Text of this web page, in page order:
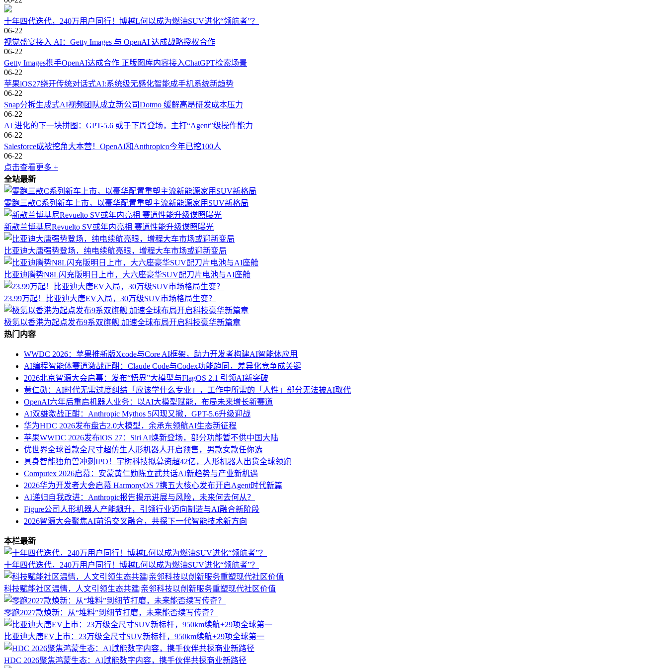
十年四代迭代，240万用户同行！博越L何以成为燃油SUV进化“领航者”？
06-22
视觉盛宴接入 AI：Getty Images 与 OpenAI 达成战略授权合作
06-22
​Getty Images携手OpenAI达成合作 正版图库内容接入ChatGPT检索场景
06-22
苹果iOS27绕开传统对话式AI:系统级无感化智能成手机系统新趋势
06-22
Snap分拆生成式AI视频团队成立新公司Dotmo 缓解高昂研发成本压力
06-22
AI 进化的下一块拼图：GPT-5.6 或于下周登场，主打“Agent”级操作能力
06-22
Salesforce成被挖角大本营！OpenAI和Anthropico今年已挖100人
06-22
点击查看更多 +
全站最新
零跑三款C系列新车上市，以豪华配置重塑主流新能源家用SUV新格局
新款兰博基尼Revuelto SV或年内亮相 赛道性能升级谍照曝光
比亚迪大唐强势登场，纯电续航亮眼，增程大车市场或迎新变局
比亚迪腾势N8L闪充版明日上市，大六座豪华SUV配刀片电池与AI座舱
23.99万起！比亚迪大唐EV入局，30万级SUV市场格局生变？
极氪以香港为起点发布9系双旗舰 加速全球布局开启科技豪华新篇章
热门内容
WWDC 2026：苹果推新版Xcode与Core AI框架，助力开发者构建AI智能体应用
AI编程智能体赛道激战正酣：Claude Code与Codex功能趋同，差异化竞争成关键
2026北京智源大会启幕：发布“悟界”大模型与FlagOS 2.1 引领AI新突破
黄仁勋：AI时代无需过度纠结「应该学什么专业」，工作中所需的「人性」部分无法被AI取代
OpenAI六年后重启机器人业务：以AI大模型赋能，布局未来增长新赛道
AI双雄激战正酣：Anthropic Mythos 5闪现又撤，GPT-5.6升级迎战
华为HDC 2026发布盘古2.0大模型，余承东领航AI生态新征程
苹果WWDC 2026发布iOS 27：Siri AI焕新登场，部分功能暂不供中国大陆
优世界全球首款全尺寸超仿生人形机器人开启预售，男款女款任你选
具身智能独角兽冲刺IPO！宇树科技拟募资超42亿，人形机器人出货全球领跑
Computex 2026启幕：安蒙黄仁勋陈立武共话AI新趋势与产业新机遇
2026华为开发者大会启幕 HarmonyOS 7携五大核心发布开启Agent时代新篇
AI递归自我改进：Anthropic报告揭示进展与风险，未来何去何从？
Figure公司人形机器人产能飙升，引领行业迈向制造与AI融合新阶段
2026智源大会聚焦AI前沿交叉融合，共探下一代智能技术新方向
本栏最新
十年四代迭代，240万用户同行！博越L何以成为燃油SUV进化“领航者”？
科技赋能社区温情，人文引领生态共建|亲邻科技以创新服务重塑现代社区价值
零跑2027款焕新：从“堆料”到细节打磨，未来能否续写传奇？
比亚迪大唐EV上市：23万级全尺寸SUV新标杆，950km续航+29项全球第一
HDC 2026聚焦鸿蒙生态：AI赋能数字内容，携手伙伴共探商业新路径